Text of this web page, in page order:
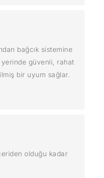
bağcık sistemine
güvenli, rahat
bir uyum sağlar.
olduğu kadar